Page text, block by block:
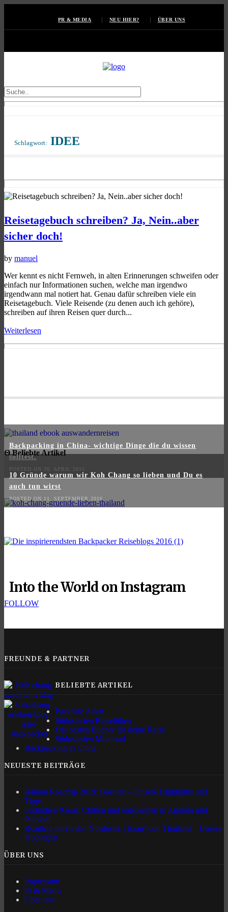
PR & MEDIA NEU HIER? ÜBER UNS
Schlagwort: IDEE
Reisetagebuch schreiben? Ja, Nein..aber
sicher doch!
by manuel
Wer kennt es nicht Fernweh, in alten Erinnerungen schweifen oder
einfach nur Informationen suchen, welche man irgendwo
irgendwann mal notiert hat. Genau dafür schreiben viele ein
Reisetagebuch. Viele Reisende (zu denen auch ich gehöre),
schreiben auf ihren Reisen quer durch...
Weiterlesen
Θ Beliebte Artikel
Backpacking in China- wichtige Dinge die du wissen
solltest.
POSTED ON 26. APRIL 2015
10 Gründe warum wir Koh Chang so lieben und Du es
auch tun wirst
POSTED ON 11. SEPTEMBER 2016
Into the World on Instagram
FOLLOW
FREUNDE & PARTNER
BELIEBTE ARTIKEL
Packliste Asien
Südostasien Reiseführer
Die besten Bücher für deine Reise
Südostasien Motorrad
Backpacking in China
NEUESTE BEITRÄGE
Balkan Roadtrip 2019: Bosnien – Unsere Highlights und
Tipps
Südindien (Goa): Chillen und entspannen in Agonda und
Palolem
Roadtrip durch den Nordosten (Isaan) von Thailand – Unsere
Highlights
ÜBER UNS
Impressum
Pr & Media
Über uns